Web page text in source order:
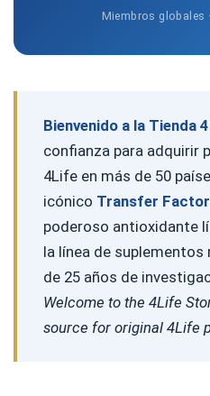
Miembros globales
Bienvenido a la Tienda
confianza para adquirir
4Life en más de 50
icónico Transfer
poderoso antioxidante
la línea de
de 25 años de
Welcome to the 4Life
source for original 4Life